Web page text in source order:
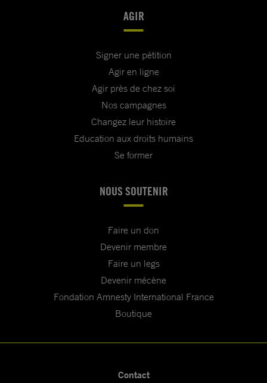
AGIR
Signer une pétition
Agir en ligne
Agir près de chez soi
Nos campagnes
Changez leur histoire
Education aux droits humains
Se former
NOUS SOUTENIR
Faire un don
Devenir membre
Faire un legs
Devenir mécène
Fondation Amnesty International France
Boutique
Contact